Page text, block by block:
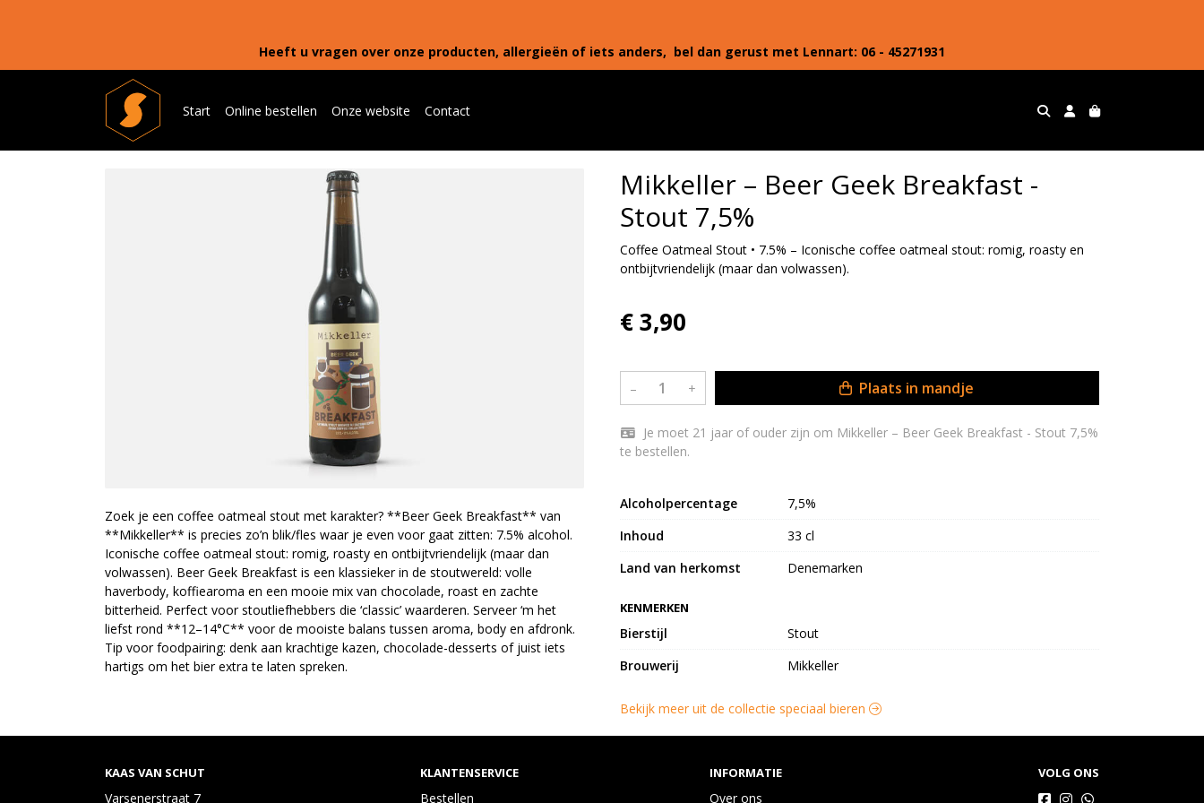
Heeft u vragen over onze producten, allergieën of iets anders, bel dan gerust met Lennart: 06 - 45271931
Start Online bestellen Onze website Contact
Zoek je een coffee oatmeal stout met karakter? **Beer Geek Breakfast** van
**Mikkeller** is precies zo’n blik/fles waar je even voor gaat zitten: 7.5% alcohol.
Iconische coffee oatmeal stout: romig, roasty en ontbijtvriendelijk (maar dan
volwassen). Beer Geek Breakfast is een klassieker in de stoutwereld: volle
haverbody, koffiearoma en een mooie mix van chocolade, roast en zachte
bitterheid. Perfect voor stoutliefhebbers die ‘classic’ waarderen. Serveer ‘m het
liefst rond **12–14°C** voor de mooiste balans tussen aroma, body en afdronk.
Tip voor foodpairing: denk aan krachtige kazen, chocolade-desserts of juist iets
hartigs om het bier extra te laten spreken.
Mikkeller – Beer Geek Breakfast -
Stout 7,5%
Coffee Oatmeal Stout • 7.5% – Iconische coffee oatmeal stout: romig, roasty en
ontbijtvriendelijk (maar dan volwassen).
€ 3,90
– + Plaats in mandje
te bestellen.
Alcoholpercentage
7,5%
Inhoud
33 cl
Land van herkomst
Denemarken
KENMERKEN
Bierstijl
Stout
Brouwerij
Mikkeller
Bekijk meer uit de collectie speciaal bieren
KAAS VAN SCHUT
Varsenerstraat 7
KLANTENSERVICE
Bestellen
INFORMATIE
Over ons
VOLG ONS